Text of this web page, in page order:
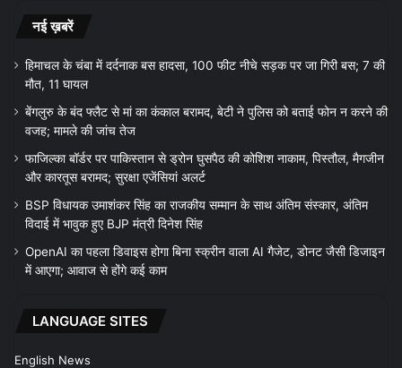
नई ख़बरें
हिमाचल के चंबा में दर्दनाक बस हादसा, 100 फीट नीचे सड़क पर जा गिरी बस; 7 की
मौत, 11 घायल
बेंगलुरु के बंद फ्लैट से मां का कंकाल बरामद, बेटी ने पुलिस को बताई फोन न करने की
वजह; मामले की जांच तेज
फाजिल्का बॉर्डर पर पाकिस्तान से ड्रोन घुसपैठ की कोशिश नाकाम, पिस्तौल, मैगजीन
और कारतूस बरामद; सुरक्षा एजेंसियां अलर्ट
BSP विधायक उमाशंकर सिंह का राजकीय सम्मान के साथ अंतिम संस्कार, अंतिम
विदाई में भावुक हुए BJP मंत्री दिनेश सिंह
OpenAI का पहला डिवाइस होगा बिना स्क्रीन वाला AI गैजेट, डोनट जैसी डिजाइन
में आएगा; आवाज से होंगे कई काम
LANGUAGE SITES
English News